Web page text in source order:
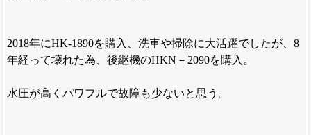
2018年にHK-1890を購入、洗車や掃除に大活躍でしたが、8
年経って壊れた為、後継機のHKN－2090を購入。
水圧が高くパワフルで故障も少ないと思う。